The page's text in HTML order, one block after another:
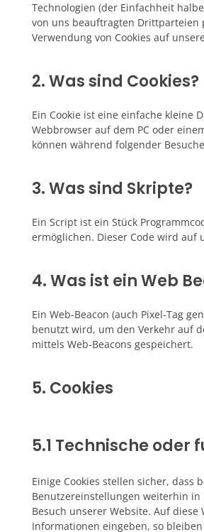
Technologien (der Einfachheit
von uns beauftragten
Verwendung von Cookies auf
2. Was sind Cookies?
Ein Cookie ist eine einfache kleine
Webbrowser auf dem PC oder
können während folgender
3. Was sind Skripte?
Ein Script ist ein Stück
ermöglichen. Dieser Code wird auf
4. Was ist ein Web
Ein Web-Beacon (auch Pixel-Tag
benutzt wird, um den Verkehr auf
mittels Web-Beacons gespeichert.
5. Cookies
5.1 Technische oder
Einige Cookies stellen sicher,
Benutzereinstellungen weiterhin
Besuch unserer Website. Auf
Informationen eingeben, so